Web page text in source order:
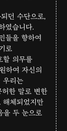
던 수단으로,
였습니다.
들을 향하여
로
할 의무를
하여 자신의
우리는
한 말로 변한
해체되었지만
을 두 눈으로